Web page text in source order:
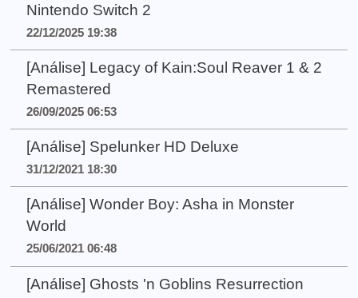
Nintendo Switch 2
22/12/2025 19:38
[Análise] Legacy of Kain:Soul Reaver 1 & 2
Remastered
26/09/2025 06:53
[Análise] Spelunker HD Deluxe
31/12/2021 18:30
[Análise] Wonder Boy: Asha in Monster
World
25/06/2021 06:48
[Análise] Ghosts 'n Goblins Resurrection